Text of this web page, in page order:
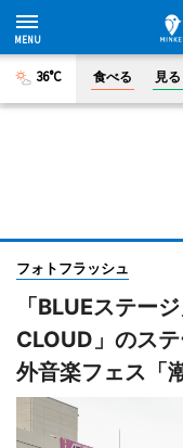
36°C 食べる 見
フォトフラッシュ
「BLUEステー
CLOUD」のス
外音楽フェス「